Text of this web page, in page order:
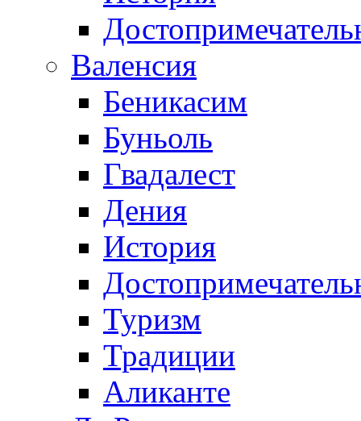
Валенсия
Беникасим
Буньоль
Гвадалест
Дения
История
Туризм
Традиции
Аликанте